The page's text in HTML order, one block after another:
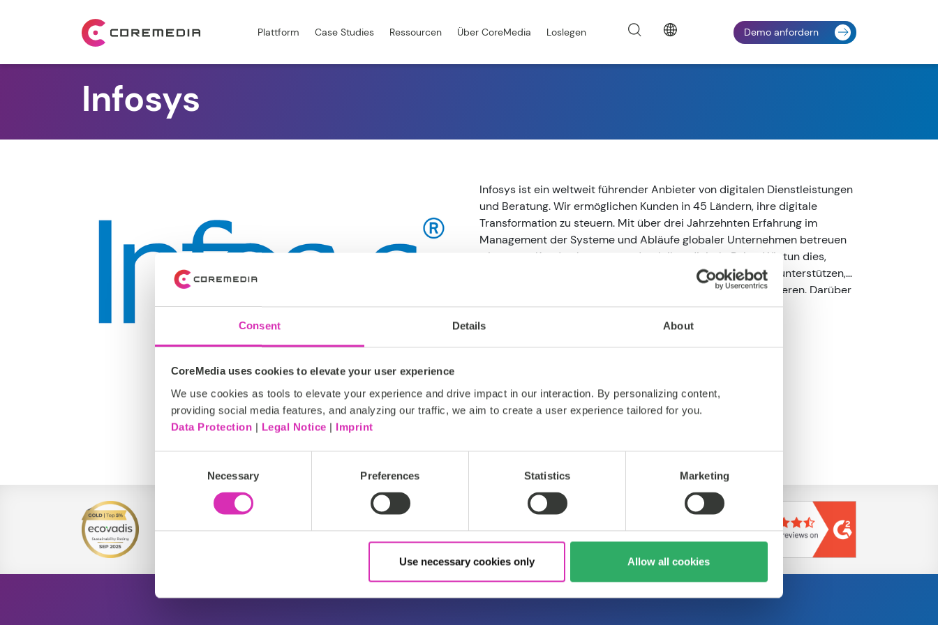
Consent Details About
CoreMedia uses cookies to elevate your user experience
We use cookies as tools to elevate your experience and drive impact in our interaction. By personalizing content,
providing social media features, and analyzing our traffic, we aim to create a user experience tailored for you.
Data Protection | Legal Notice | Imprint
Necessary Preferences Statistics Marketing
Use necessary cookies only Allow all cookies
Plattform Case Studies Ressourcen Über CoreMedia Loslegen Demo anfordern
Infosys
Infosys ist ein weltweit führender Anbieter von digitalen Dienstleistungen
und Beratung. Wir ermöglichen Kunden in 45 Ländern, ihre digitale
Transformation zu steuern. Mit über drei Jahrzehnten Erfahrung im
Management der Systeme und Abläufe globaler Unternehmen betreuen
wir unsere Kunden kompetent durch ihre digitale Reise. Wir tun dies,
indem wir das Unternehmen mit einem AI-gestützten Kern unterstützen,
der dabei hilft die Durchführung von Änderungen zu priorisieren. Darüber
hinaus unterstützen wir das Geschäft mit agiler Digitaltechnik, um ein
noch nie dagewesenes Maß an Leistung und Kundenzufriedenheit zu
Innovationsökosystem.